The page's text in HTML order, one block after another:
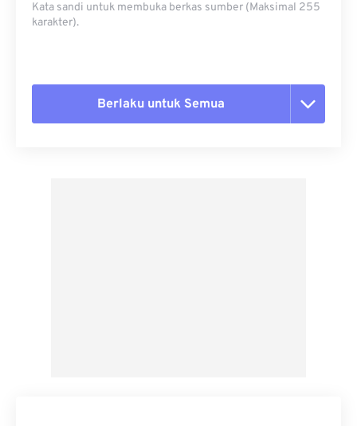
Kata sandi untuk membuka berkas sumber (Maksimal 255
karakter).
Berlaku untuk Semua